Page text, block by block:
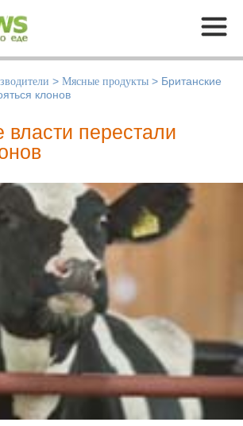
Меню
> Мясные продукты > Британские
клонов
власти перестали